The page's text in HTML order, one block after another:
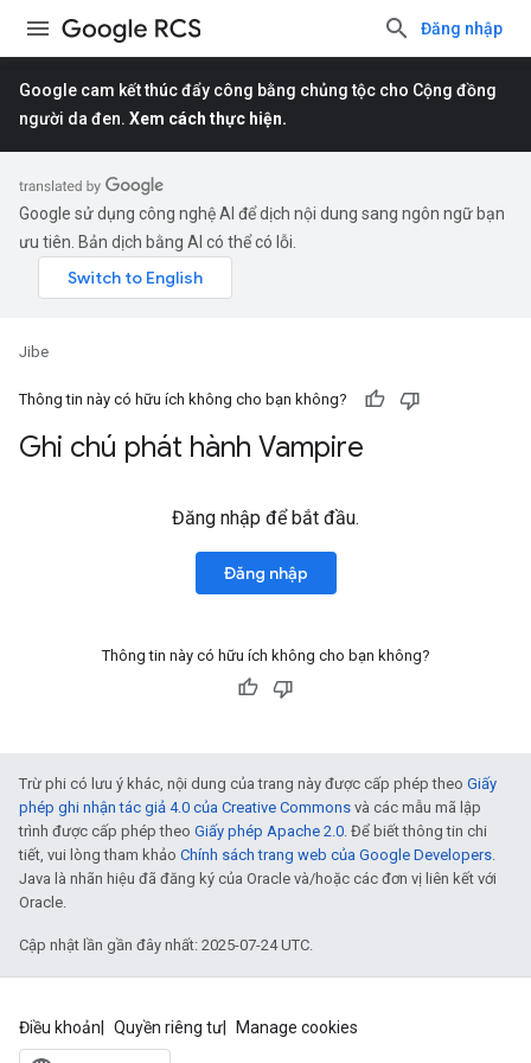
Đăng nhập
Google cam kết thúc đẩy công bằng chủng tộc cho Cộng đồng
người da đen. Xem cách thực hiện.
Google sử dụng công nghệ AI để dịch nội dung sang ngôn ngữ bạn
ưu tiên. Bản dịch bằng AI có thể có lỗi.
Jibe
Thông tin này có hữu ích không cho bạn không?
Ghi chú phát hành Vampire
Đăng nhập để bắt đầu.
Đăng nhập
Thông tin này có hữu ích không cho bạn không?
Trừ phi có lưu ý khác, nội dung của trang này được cấp phép theo Giấy
phép ghi nhận tác giả 4.0 của Creative Commons và các mẫu mã lập
trình được cấp phép theo Giấy phép Apache 2.0. Để biết thông tin chi
tiết, vui lòng tham khảo Chính sách trang web của Google Developers.
Java là nhãn hiệu đã đăng ký của Oracle và/hoặc các đơn vị liên kết với
Oracle.
Cập nhật lần gần đây nhất: 2025-07-24 UTC.
Điều khoản Quyền riêng tư Manage cookies